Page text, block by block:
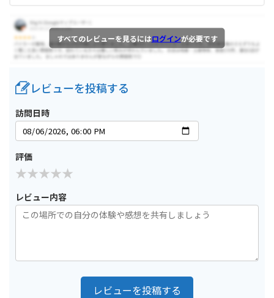
すべてのレビューを見るにはログインが必要です
レビューを投稿する
訪問日時
評価
レビュー内容
レビューを投稿する